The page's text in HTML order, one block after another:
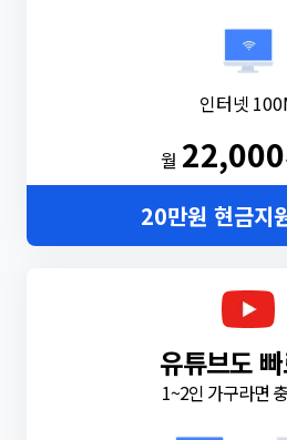
인터넷
월 22,000
20만원 현금지
유튜브도
1~2인 가구라면